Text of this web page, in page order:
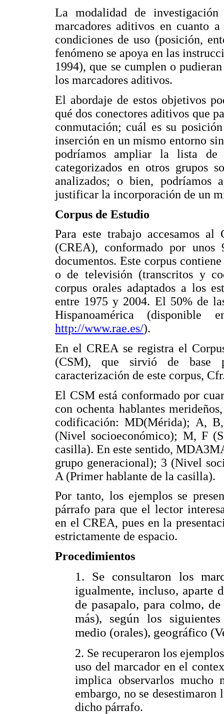
La modalidad de
marcadores aditivos en cuanto
condiciones de uso (posición,
fenómeno se apoya en las
1994), que se cumplen o
los marcadores aditivos.
El abordaje de estos objetivos
qué dos conectores aditivos que
conmutación; cuál es su
inserción en un mismo entorno
podríamos ampliar la lista de
categorizados en otros grupos
analizados; o bien,
justificar la incorporación de un
Corpus de Estudio
Para este trabajo accesamos
(CREA), conformado por
documentos. Este corpus
o de televisión (transcritos y
corpus orales adaptados a los
entre 1975 y 2004. El 50% de
Hispanoamérica
http://www.rae.es/).
En el CREA se registra el
(CSM), que sirvió de base
caracterización de este corpus,
El CSM está conformado por
con ochenta hablantes
codificación: MD(Mérida); A,
(Nivel socioeconómico); M, F
casilla). En este sentido,
grupo generacional); 3 (Nivel
A (Primer hablante de la casilla).
Por tanto, los ejemplos se
párrafo para que el lector
en el CREA, pues en la
estrictamente de espacio.
Procedimientos
1. Se consultaron los
igualmente, incluso, aparte
de pasapalo, para colmo,
más), según los
medio (orales), geográfico
2. Se recuperaron los
uso del marcador en el
implica observarlos mucho
embargo, no se
dicho párrafo.